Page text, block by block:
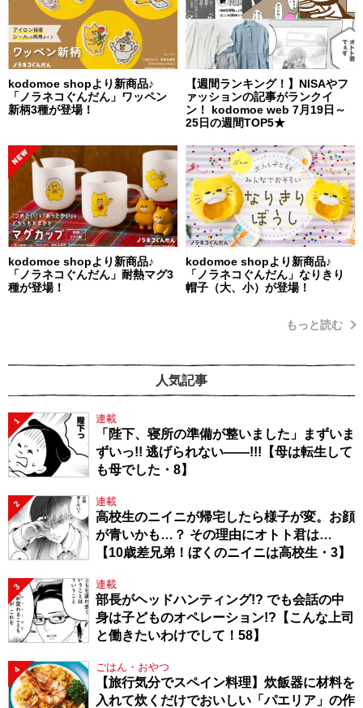
kodomoe shopより新商品♪
「ノラネコぐんだん」ワッペン
新柄3種が登場！
【週間ランキング！】NISAやフ
ァッションの記事がランクイ
ン！ kodomoe web 7月19日～
25日の週間TOP5★
kodomoe shopより新商品♪
「ノラネコぐんだん」耐熱マグ3
種が登場！
kodomoe shopより新商品♪
「ノラネコぐんだん」なりきり
帽子（大、小）が登場！
もっと読む
人気記事
1 連載
「陛下、寝所の準備が整いました」まずいま
ずいっ!! 逃げられない――!!!【母は転生して
も母でした・8】
2 連載
高校生のニイニが帰宅したら様子が変。お顔
が青いかも…？ その理由にオトト君は…
【10歳差兄弟！ぼくのニイニは高校生・3】
3 連載
部長がヘッドハンティング!? でも会話の中
身は子どものオペレーション!?【こんな上司
と働きたいわけでして！58】
4 ごはん・おやつ
【旅行気分でスペイン料理】炊飯器に材料を
入れて炊くだけでおいしい「パエリア」の作